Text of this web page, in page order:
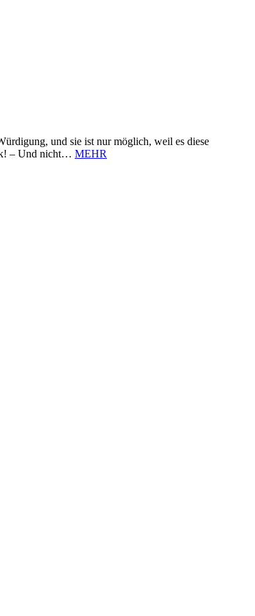
und sie ist nur möglich, weil es diese
– Und nicht… MEHR